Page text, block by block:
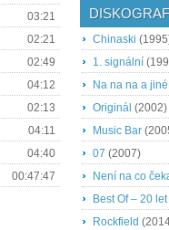
03:21
02:21
02:49
04:12
02:13
04:11
04:40
00:47:47
Chinaski
1. signální
Na na na a
Originál (2002)
Music Bar
07 (2007)
Není na co
Best Of – 20
Rockfield